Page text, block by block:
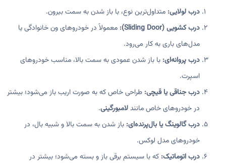
درب لولایی: متداول‌ترین نوع، با باز شدن به سمت بیرون.
درب کشویی (Sliding Door):
معمولاً در خودروهای ون خانوادگی یا
مدل‌های باری به کار می‌رود.
درب پروانه‌ای: با باز شدن عمودی به سمت بالا، مناسب خودروهای
اسپرت.
درب جناقی یا قیچی: طراحی خاص که به صورت اریب باز می‌شود؛ بیشتر
در خودروهای خاص مانندلامبورگینی.
درب گالوینگ یا بال‌پرنده‌ای: باز شدن به سمت بالا و شبیه بال، در
خودروهای مدل لوکس.
درب اتوماتیک: که با سیستم برقی باز و بسته می‌شود؛ بیشتر در